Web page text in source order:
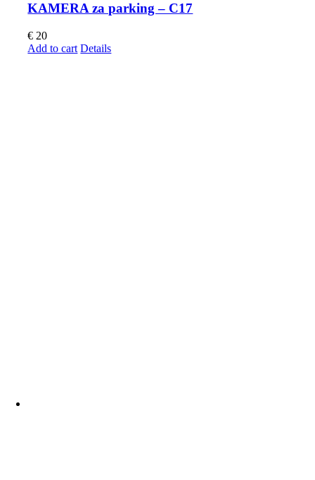
KAMERA za parking – C17
€ 20
Add to cart Details